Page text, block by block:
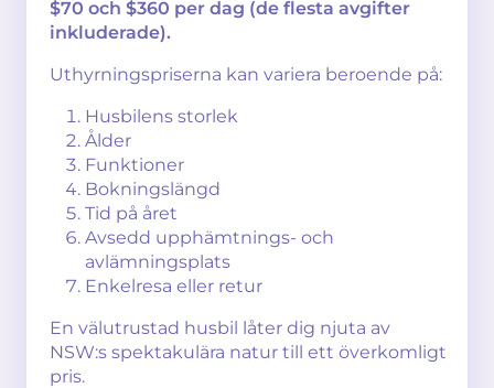
$70 och $360 per dag (de flesta avgifter
inkluderade).
Uthyrningspriserna kan variera beroende på:
Husbilens storlek
Ålder
Funktioner
Bokningslängd
Tid på året
Avsedd upphämtnings- och
avlämningsplats
Enkelresa eller retur
En välutrustad husbil låter dig njuta av
NSW:s spektakulära natur till ett överkomligt
pris.